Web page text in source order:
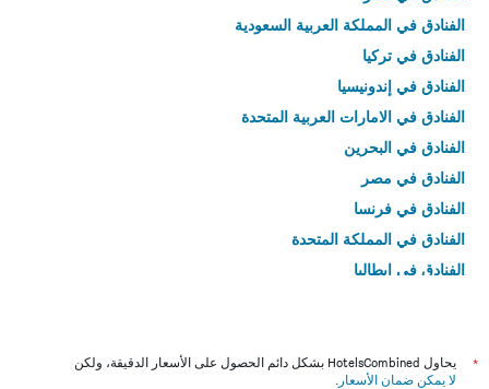
الفنادق في المملكة العربية السعودية
الفنادق في تركيا
الفنادق في إندونيسيا
الفنادق في الامارات العربية المتحدة
الفنادق في البحرين
الفنادق في مصر
الفنادق في فرنسا
الفنادق في المملكة المتحدة
الفنادق في إيطاليا
*
يحاول HotelsCombined بشكل دائم الحصول على الأسعار الدقيقة، ولكن
لا يمكن ضمان الأسعار .